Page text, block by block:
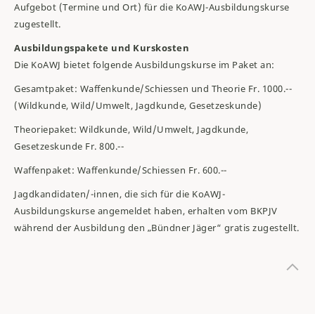
Aufgebot (Termine und Ort) für die KoAWJ-Ausbildungskurse
zugestellt.
Ausbildungspakete und Kurskosten
Die KoAWJ bietet folgende Ausbildungskurse im Paket an:
Gesamtpaket: Waffenkunde/Schiessen und Theorie Fr. 1000.--
(Wildkunde, Wild/Umwelt, Jagdkunde, Gesetzeskunde)
Theoriepaket: Wildkunde, Wild/Umwelt, Jagdkunde,
Gesetzeskunde Fr. 800.--
Waffenpaket: Waffenkunde/Schiessen Fr. 600.--
Jagdkandidaten/-innen, die sich für die KoAWJ-
Ausbildungskurse angemeldet haben, erhalten vom BKPJV
während der Ausbildung den „Bündner Jäger“ gratis zugestellt.